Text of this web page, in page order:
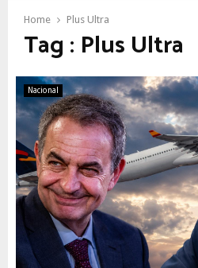
Home Plus Ultra
Tag : Plus Ultra
Nacional